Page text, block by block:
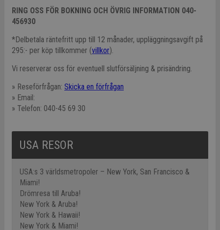
RING OSS FÖR BOKNING OCH ÖVRIG INFORMATION 040-
456930
*Delbetala räntefritt upp till 12 månader, uppläggningsavgift på
295:- per köp tillkommer (villkor).
Vi reserverar oss för eventuell slutförsäljning & prisändring.
» Reseförfrågan: Skicka en förfrågan
» Email:
» Telefon: 040-45 69 30
USA RESOR
USA:s 3 världsmetropoler – New York, San Francisco &
Miami!
Drömresa till Aruba!
New York & Aruba!
New York & Hawaii!
New York & Miami!